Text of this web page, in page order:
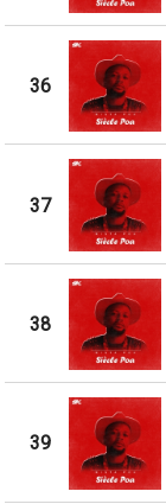
36
37
38
39